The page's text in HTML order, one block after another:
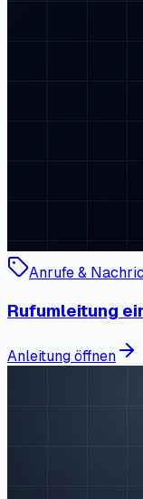
Anrufe &
Rufumleitung
Anleitung öffnen